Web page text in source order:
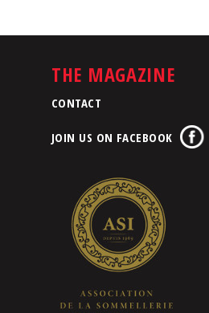
THE MAGAZINE
CONTACT
JOIN US ON FACEBOOK